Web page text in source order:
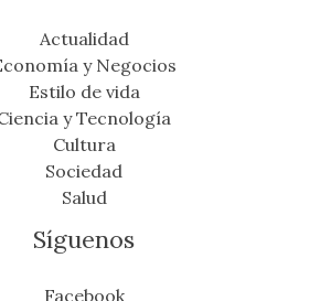
Actualidad
y Negocios
Estilo de vida
y Tecnología
Cultura
Sociedad
Salud
Síguenos
Facebook